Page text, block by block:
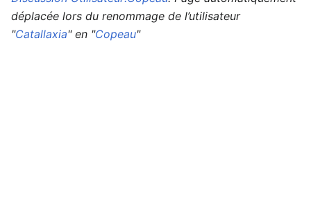
déplacée lors du renommage de l’utilisateur
"Catallaxia" en "Copeau"